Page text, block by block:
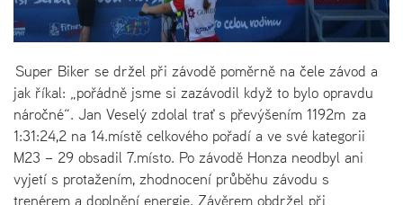
Super Biker se držel při závodě poměrně na čele závod a
jak říkal: „pořádně jsme si zazávodil když to bylo opravdu
náročné“. Jan Veselý zdolal trať s převýšením 1192m za
1:31:24,2 na 14.místě celkového pořadí a ve své kategorii
M23 – 29 obsadil 7.místo. Po závodě Honza neodbyl ani
vyjetí s protažením, zhodnocení průběhu závodu s
trenérem a doplnění energie. Závěrem obdržel při